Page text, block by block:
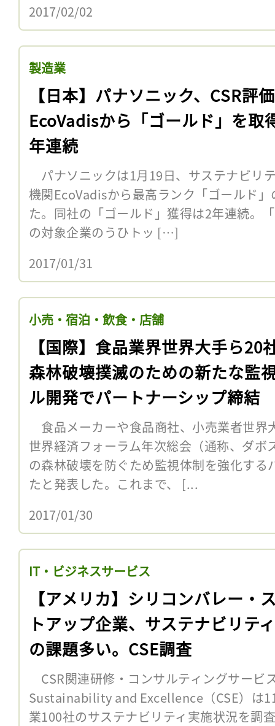
2017/02/02
製造業
【日本】パナソニック、CSR評
EcoVadisから「ゴールド」を取
年連続
パナソニックは1月19日、サステナビリ
機関EcoVadisから最高ランク「ゴールド
た。同社の「ゴールド」獲得は2年連続。
の対象企業のうひトッ […]
2017/01/31
小売・宿泊・飲食・店舗
【国際】食品業界世界大手ら20
森林破壊撲滅のための新たな監
ル開発でパートナーシップ締結
食品メーカーや食品商社、小売業者世界
世界経済フォーラム年次総会（通称、ダボ
の森林破壊を防ぐため監視体制を強化す
たと発表した。これまで、 [...
2017/01/30
IT・ビジネスサービス
【アメリカ】シリコンバレー・
トアップ企業、サステナビリテ
の課題多い。CSE調査
CSR関連研修・コンサルティングサービ
Sustainability and Excellence（CSE）は
業100社のサステナビリティ実施状況を調